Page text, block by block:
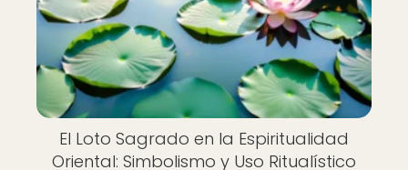
El Loto Sagrado en la Espiritualidad
Oriental: Simbolismo y Uso Ritualístico